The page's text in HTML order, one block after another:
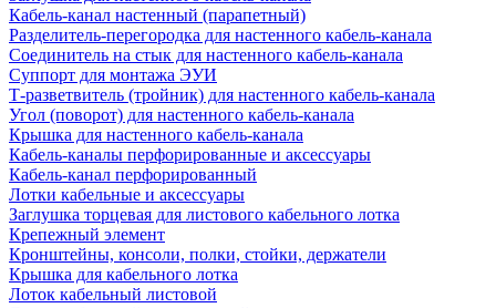
Кабель-канал настенный (парапетный)
Разделитель-перегородка для настенного кабель-канала
Соединитель на стык для настенного кабель-канала
Суппорт для монтажа ЭУИ
Т-разветвитель (тройник) для настенного кабель-канала
Угол (поворот) для настенного кабель-канала
Крышка для настенного кабель-канала
Кабель-каналы перфорированные и аксессуары
Кабель-канал перфорированный
Лотки кабельные и аксессуары
Заглушка торцевая для листового кабельного лотка
Крепежный элемент
Кронштейны, консоли, полки, стойки, держатели
Крышка для кабельного лотка
Лоток кабельный листовой